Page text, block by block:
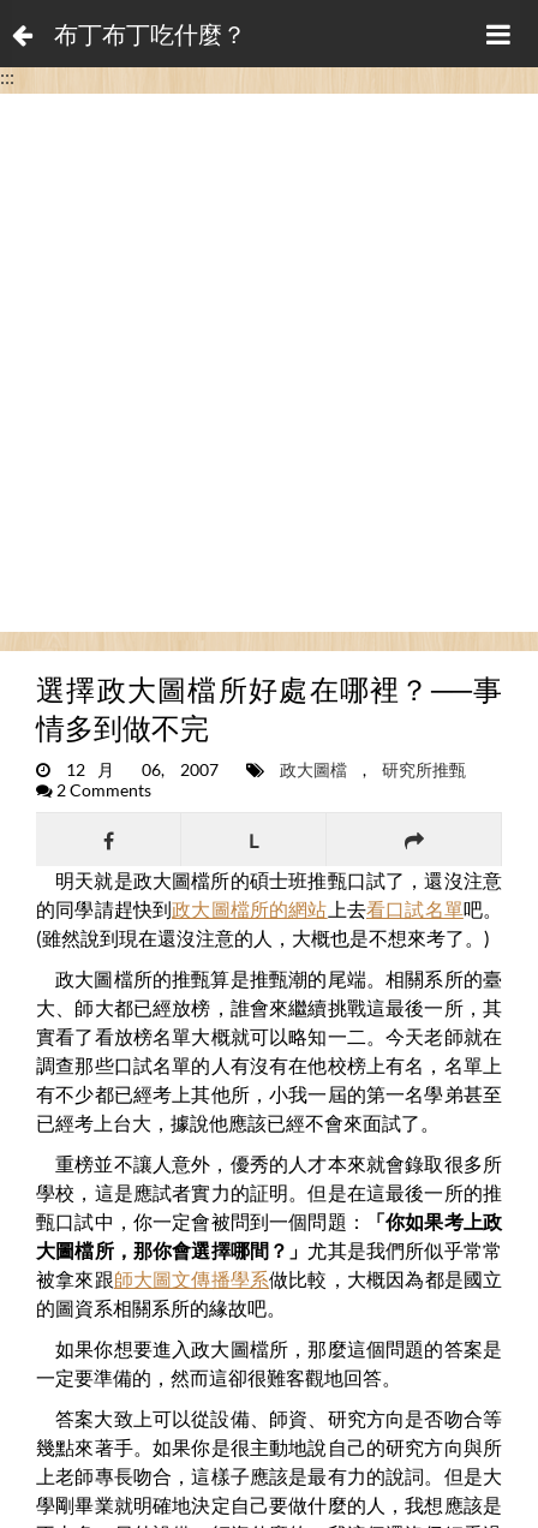
布丁布丁吃什麼？
:::
選擇政大圖檔所好處在哪裡？──事
情多到做不完
12月 06, 2007 政大圖檔 , 研究所推甄
2 Comments
L
明天就是政大圖檔所的碩士班推甄口試了，還沒注意
的同學請趕快到政大圖檔所的網站 上去看口試名單吧。
(雖然說到現在還沒注意的人，大概也是不想來考了。)
政大圖檔所的推甄算是推甄潮的尾端。相關系所的臺
大、師大都已經放榜，誰會來繼續挑戰這最後一所，其
實看了看放榜名單大概就可以略知一二。今天老師就在
調查那些口試名單的人有沒有在他校榜上有名，名單上
有不少都已經考上其他所，小我一屆的第一名學弟甚至
已經考上台大，據說他應該已經不會來面試了。
重榜並不讓人意外，優秀的人才本來就會錄取很多所
學校，這是應試者實力的証明。但是在這最後一所的推
甄口試中，你一定會被問到一個問題：
「你如果考上政
大圖檔所，那你會選擇哪間？」 尤其是我們所似乎常常
被拿來跟師大圖文傳播學系做比較，大概因為都是國立
的圖資系相關系所的緣故吧。
如果你想要進入政大圖檔所，那麼這個問題的答案是
一定要準備的，然而這卻很難客觀地回答。
答案大致上可以從設備、師資、研究方向是否吻合等
幾點來著手。如果你是很主動地說自己的研究方向與所
上老師專長吻合，這樣子應該是最有力的說詞。但是大
學剛畢業就明確地決定自己要做什麼的人，我想應該是